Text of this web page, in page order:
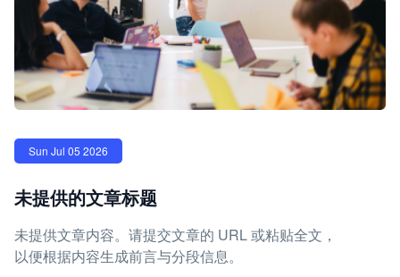
Sun Jul 05 2026
未提供的文章标题
未提供文章内容。请提交文章的 URL 或粘贴全文，
以便根据内容生成前言与分段信息。